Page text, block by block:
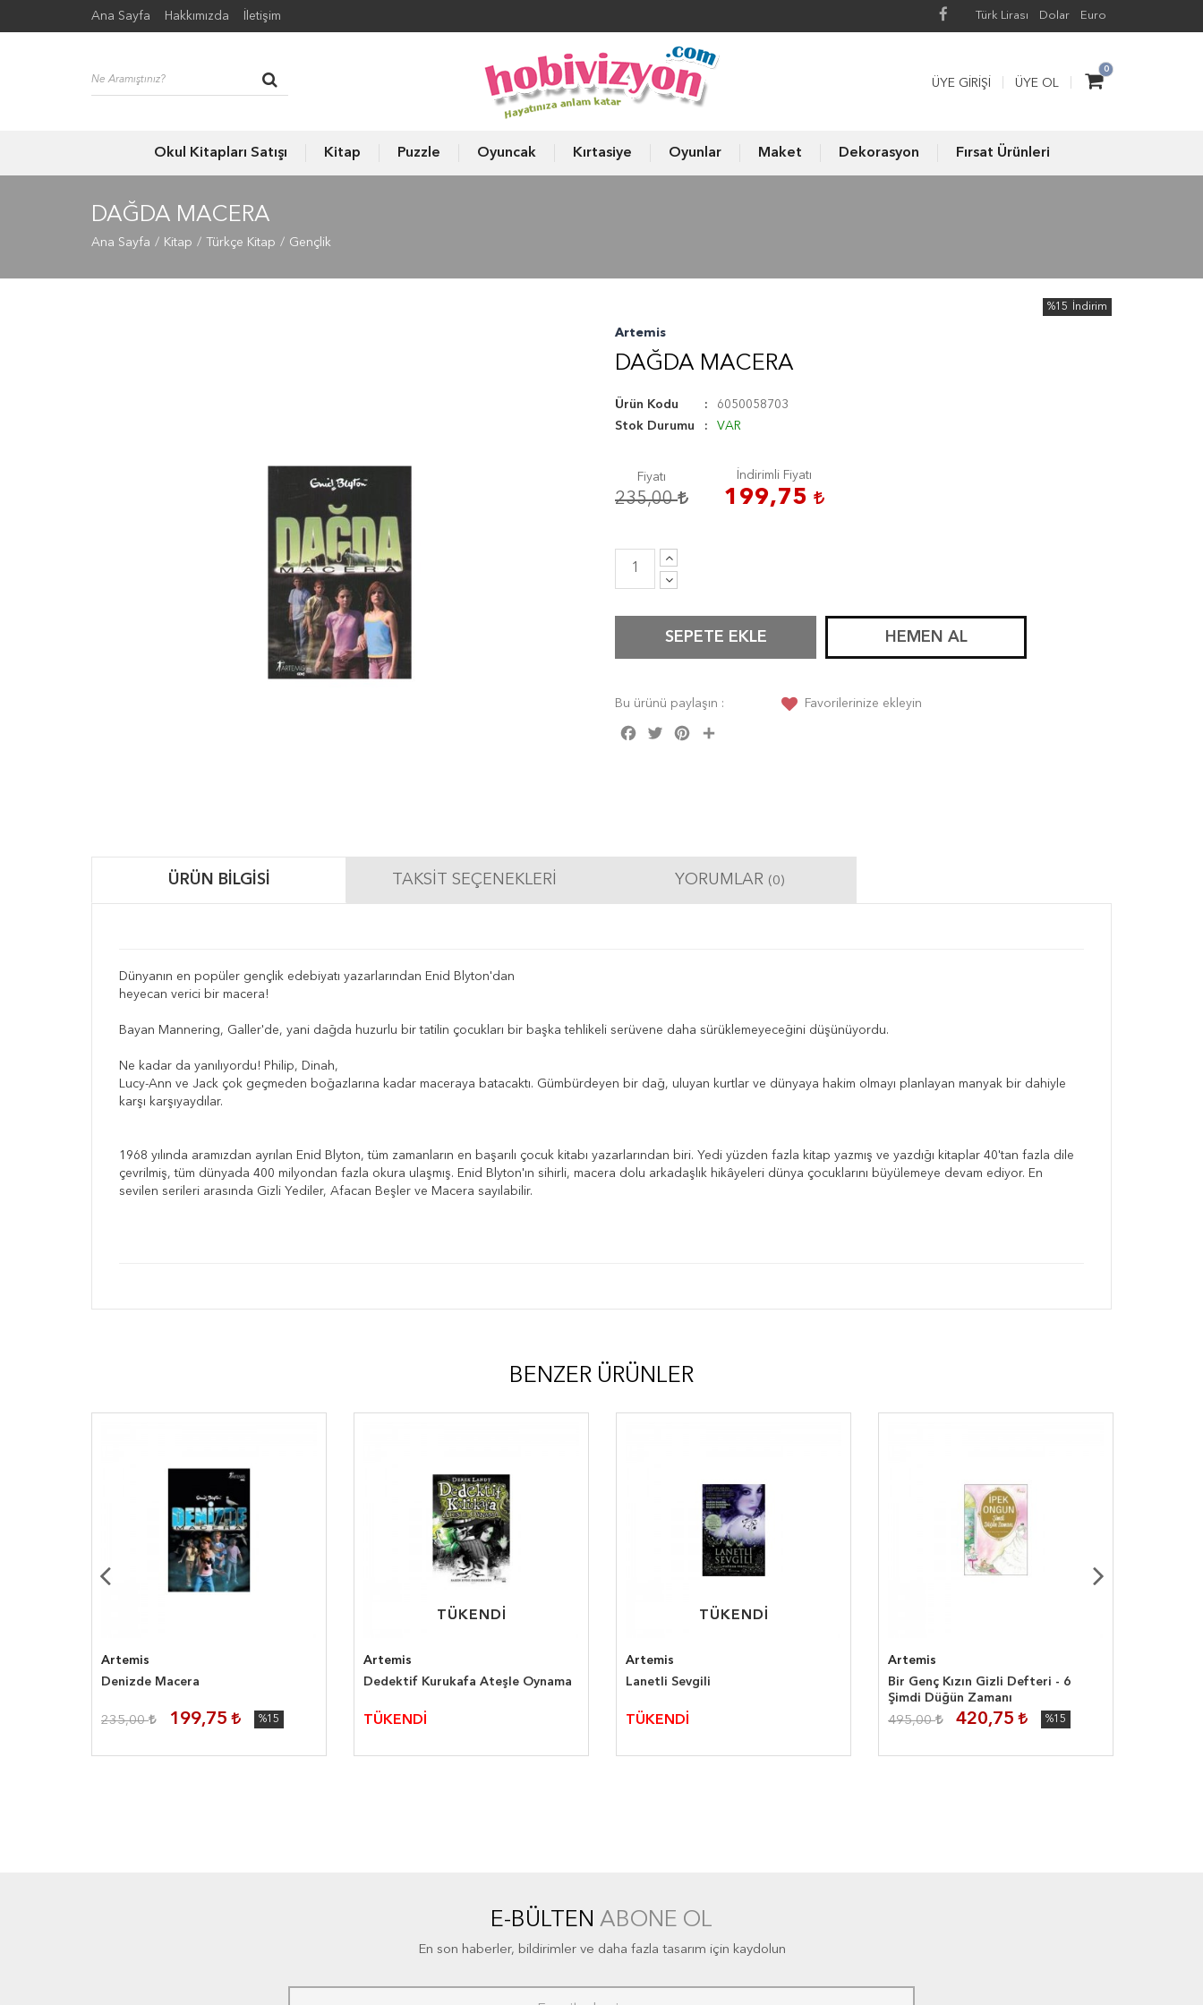
Ana Sayfa Hakkımızda İletişim Türk Lirası Dolar Euro
0
ÜYE GIRIŞI ÜYE OL
Okul Kitapları Satışı Kitap Puzzle Oyuncak Kırtasiye Oyunlar Maket Dekorasyon Fırsat Ürünleri
DAĞDA MACERA
Ana Sayfa Kitap Türkçe Kitap Gençlik
Artemis
DAĞDA MACERA
Ürün Kodu
6050058703
Stok Durumu
VAR
Fiyatı
235,00
İndirimli Fiyatı
199,75
%15 İndirim
SEPETE EKLE HEMEN AL
Bu ürünü paylaşın :
Facebook
Twitter Pinterest
Favorilerinize ekleyin
ÜRÜN BILGISI TAKSIT SEÇENEKLERI YORUMLAR (0)
Dünyanın en popüler gençlik edebiyatı yazarlarından Enid Blyton'dan
heyecan verici bir macera!
Bayan Mannering, Galler'de, yani dağda huzurlu bir tatilin çocukları bir başka tehlikeli serüvene daha sürüklemeyeceğini düşünüyordu.
Ne kadar da yanılıyordu! Philip, Dinah,
Lucy-Ann ve Jack çok geçmeden boğazlarına kadar maceraya batacaktı. Gümbürdeyen bir dağ, uluyan kurtlar ve dünyaya hakim olmayı planlayan manyak bir dahiyle
karşı karşıyaydılar.
1968 yılında aramızdan ayrılan Enid Blyton, tüm zamanların en başarılı çocuk kitabı yazarlarından biri. Yedi yüzden fazla kitap yazmış ve yazdığı kitaplar 40'tan fazla dile
çevrilmiş, tüm dünyada 400 milyondan fazla okura ulaşmış. Enid Blyton'ın sihirli, macera dolu arkadaşlık hikâyeleri dünya çocuklarını büyülemeye devam ediyor. En
sevilen serileri arasında Gizli Yediler, Afacan Beşler ve Macera sayılabilir.
BENZER ÜRÜNLER
Artemis
Denizde Macera
235,00 199,75 %15
TÜKENDİ
TÜKENDİ
Artemis
Dedektif Kurukafa Ateşle Oynama
TÜKENDİ
TÜKENDİ
TÜKENDİ
Artemis
Lanetli Sevgili
TÜKENDİ
Artemis
Bir Genç Kızın Gizli Defteri - 6
Şimdi Düğün Zamanı
495,00 420,75 %15
E-BÜLTEN ABONE OL
En son haberler, bildirimler ve daha fazla tasarım için kaydolun